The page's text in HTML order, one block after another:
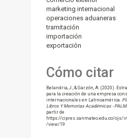
marketing internacional
operaciones aduaneras
tramitación
importación
exportación
Cómo citar
Belandria, J., & Garzón, A. (2020).
para la creación de una empresa
internacionales en Latinoamérica.
Libros Y Memorias Académicas -
partir de
https://cipres.sanmateo.edu.co/ojs/
/view/19